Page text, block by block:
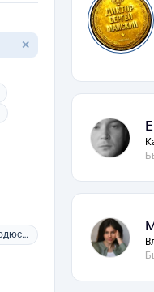
✕
Администрирование/продюсирование концертов